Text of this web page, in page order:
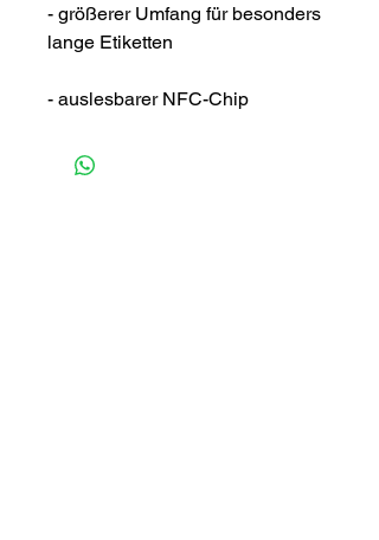
- größerer Umfang für besonders
lange Etiketten
- auslesbarer NFC-Chip